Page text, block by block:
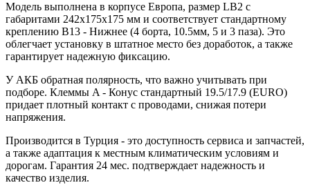
Модель выполнена в корпусе Европа, размер LB2 с
габаритами 242x175x175 мм и соответствует стандартному
креплению B13 - Нижнее (4 борта, 10.5мм, 5 и 3 паза). Это
облегчает установку в штатное место без доработок, а также
гарантирует надежную фиксацию.
У АКБ обратная полярность, что важно учитывать при
подборе. Клеммы A - Конус стандартный 19.5/17.9 (EURO)
придает плотный контакт с проводами, снижая потери
напряжения.
Производится в Турция - это доступность сервиса и запчастей,
а также адаптация к местным климатическим условиям и
дорогам. Гарантия 24 мес. подтверждает надежность и
качество изделия.